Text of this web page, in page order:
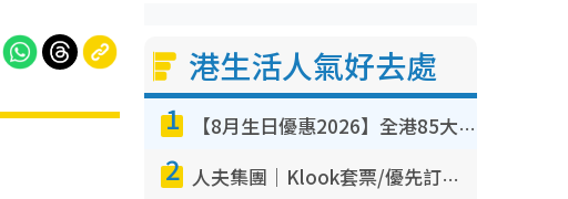
港生活人氣好去處
1 【8月生日優惠2026】全港85大食買玩著數攻略 自助餐/火鍋放題同行免費＋誠品/DONKI送現金券
2 人夫集團｜Klook套票/優先訂票/公開發售搶飛攻略！附票價.購票連結.場地座位表